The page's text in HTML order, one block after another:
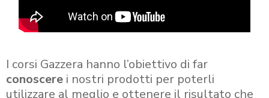
I corsi Gazzera hanno l’obiettivo di far
conoscere i nostri prodotti per poterli
utilizzare al meglio e ottenere il risultato che